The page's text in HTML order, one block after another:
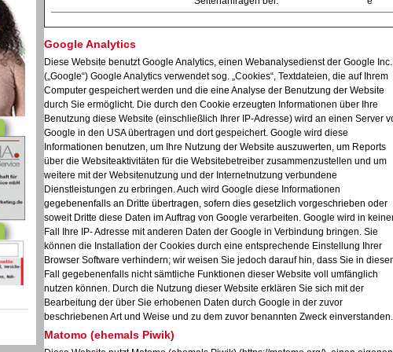
Google Analytics
Diese Website benutzt Google Analytics, einen Webanalysedienst der Google Inc.
(„Google“) Google Analytics verwendet sog. „Cookies“, Textdateien, die auf Ihrem
Computer gespeichert werden und die eine Analyse der Benutzung der Website
durch Sie ermöglicht. Die durch den Cookie erzeugten Informationen über Ihre
Benutzung diese Website (einschließlich Ihrer IP-Adresse) wird an einen Server
Google in den USA übertragen und dort gespeichert. Google wird diese
Informationen benutzen, um Ihre Nutzung der Website auszuwerten, um Reports
über die Websiteaktivitäten für die Websitebetreiber zusammenzustellen und um
weitere mit der Websitenutzung und der Internetnutzung verbundene
Dienstleistungen zu erbringen. Auch wird Google diese Informationen
gegebenenfalls an Dritte übertragen, sofern dies gesetzlich vorgeschrieben oder
soweit Dritte diese Daten im Auftrag von Google verarbeiten. Google wird in
Fall Ihre IP- Adresse mit anderen Daten der Google in Verbindung bringen. Sie
können die Installation der Cookies durch eine entsprechende Einstellung Ihrer
Browser Software verhindern; wir weisen Sie jedoch darauf hin, dass Sie in
Fall gegebenenfalls nicht sämtliche Funktionen dieser Website voll umfänglich
nutzen können. Durch die Nutzung dieser Website erklären Sie sich mit der
Bearbeitung der über Sie erhobenen Daten durch Google in der zuvor
beschriebenen Art und Weise und zu dem zuvor benannten Zweck einverstanden.
Matomo (ehemals Piwik)